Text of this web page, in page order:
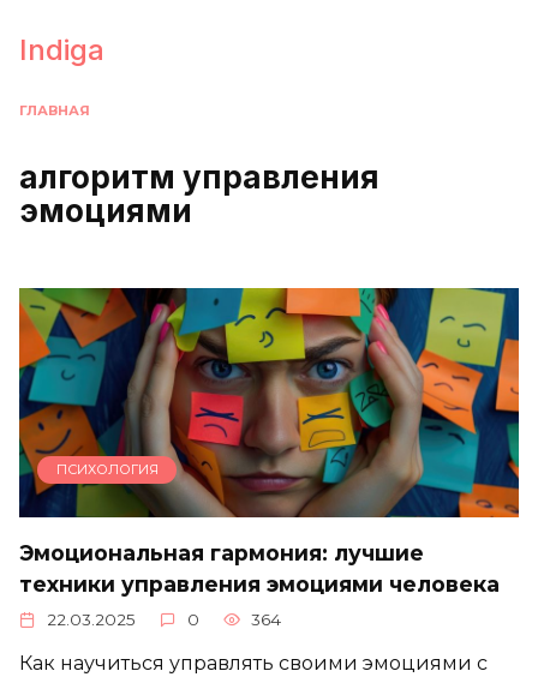
содержанию
Indiga
ГЛАВНАЯ
алгоритм управления
эмоциями
ПСИХОЛОГИЯ
Эмоциональная гармония: лучшие
техники управления эмоциями человека
22.03.2025 0 364
Как научиться управлять своими эмоциями с